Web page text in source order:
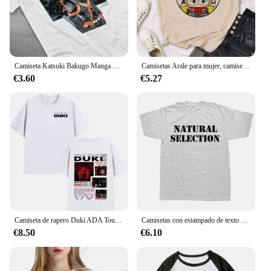
to a sports retailer. This uniform set is a perfect
choice for those who prioritize quality,
performance, and style in their athletic attire.
€3.60
Camisetas Arale para mujer, camiseta gráfica de Manga japonesa, ropa femenina Y2k, ropa para mujer
€5.27
€8.50 €6.10